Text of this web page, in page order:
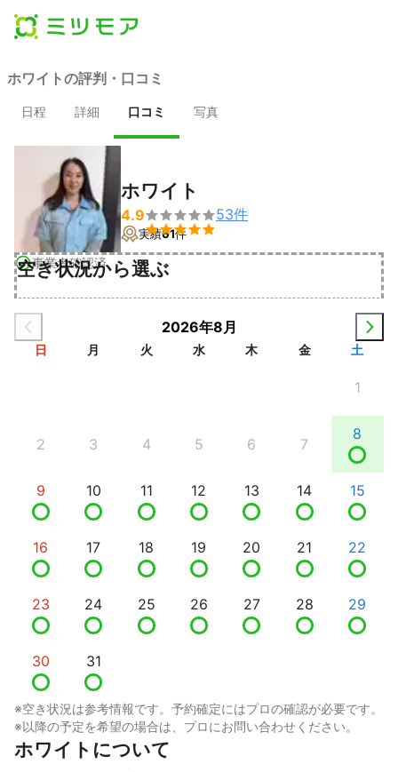
ホワイトの評判・口コミ
日程 詳細 口コミ 写真
事業者確認済
ホワイト
4.9

53件
実績61件
空き状況から選ぶ
2026年8月
日 月 火 水 木 金 土
1
2 3 4 5 6 7
8
9 10 11 12 13 14 15
16 17 18 19 20 21 22
23 24 25 26 27 28 29
30 31
※空き状況は参考情報です。予約確定にはプロの確認が必要です。
※以降の予定を希望の場合は、プロにお問い合わせください。
ホワイトについて